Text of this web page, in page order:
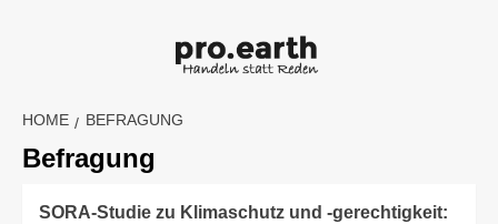
HOME BEFRAGUNG
Befragung
SORA-Studie zu Klimaschutz und -gerechtigkeit: